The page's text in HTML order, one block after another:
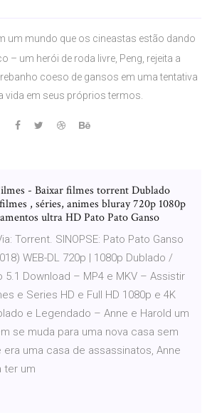
um mundo que os cineastas estão dando
– um herói de roda livre, Peng, rejeita a
coeso de gansos em uma tentativa
vida em seus próprios termos.
- Baixar filmes torrent Dublado
, séries, animes bluray 720p 1080p
ultra HD Pato Pato Ganso
Torrent. SINOPSE: Pato Pato Ganso
WEB-DL 720p | 1080p Dublado /
5.1 Download – MP4 e MKV – Assistir
e Series HD e Full HD 1080p e 4K
e Legendado – Anne e Harold um
se muda para uma nova casa sem
era uma casa de assassinatos, Anne
ter um